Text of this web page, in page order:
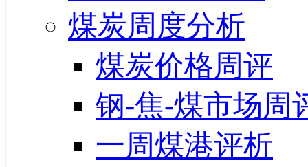
煤炭周度分析
煤炭价格周评
钢-焦-煤市场周
一周煤港评析